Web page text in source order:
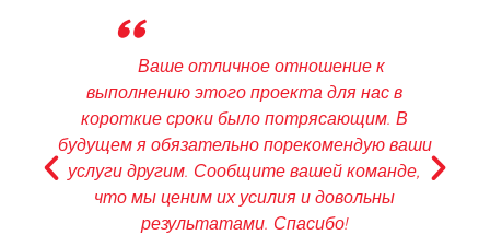
"Спасибо, Роджер! Вы отлично
поработали, так быстро решив эту
проблему! Мы очень ценим ваши
дополнительные усилия. Вы приобрели
нового клиента в моем лице и отличную
рекомендацию для всех, кому нужны услуги
перевода!